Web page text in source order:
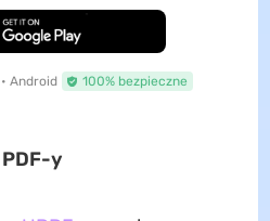
za darmo
Android 100% bezpieczne
y